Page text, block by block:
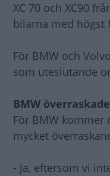
XC 70 och XC90
bilarna med högst
För BMW och
som uteslutande
BMW överraskade
För BMW kommer
mycket
- Ja, eftersom vi